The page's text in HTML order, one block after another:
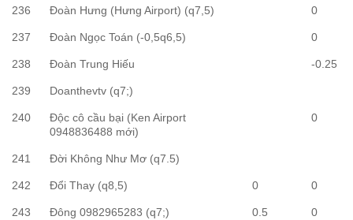
236 Đoàn Hưng (Hưng Airport) (q7,5) 0
237 Đoàn Ngọc Toán (-0,5q6,5) 0
238 Đoàn Trung Hiếu -0.25
239 Doanthevtv (q7;)
240
Độc cô cầu bại (Ken Airport
0948836488 mới)
0
241 Đời Không Như Mơ (q7.5)
242 Đổi Thay (q8,5) 0 0
243 Đông 0982965283 (q7;) 0.5 0